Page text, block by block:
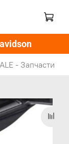
- Запчасти